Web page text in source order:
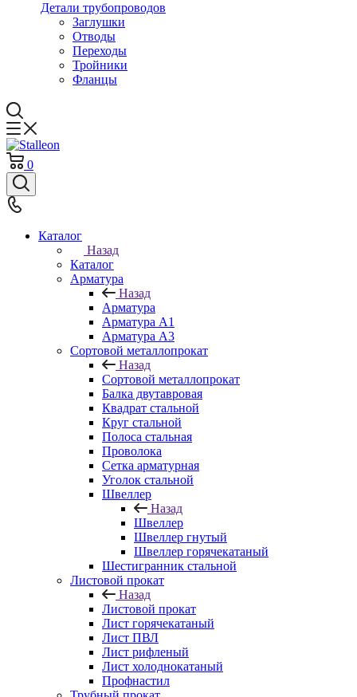
Детали трубопроводов
Заглушки
Отводы
Переходы
Тройники
Фланцы
0
Каталог
Назад
Каталог
Арматура
Назад
Арматура
Арматура A1
Арматура А3
Сортовой металлопрокат
Назад
Сортовой металлопрокат
Балка двутавровая
Квадрат стальной
Круг стальной
Полоса стальная
Проволока
Сетка арматурная
Уголок стальной
Швеллер
Назад
Швеллер
Швеллер гнутый
Швеллер горячекатаный
Шестигранник стальной
Листовой прокат
Назад
Листовой прокат
Лист горячекатаный
Лист ПВЛ
Лист рифленый
Лист холоднокатаный
Профнастил